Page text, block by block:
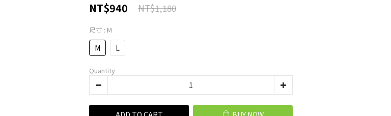
NT$940 NT$1,180
尺寸 : M
M L
Quantity